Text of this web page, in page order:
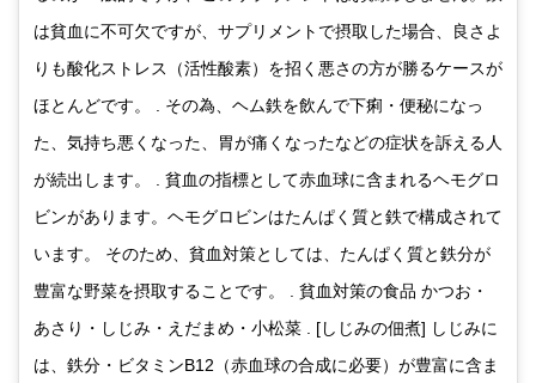
は貧血に不可欠ですが、サプリメントで摂取した場合、良さよ
りも酸化ストレス（活性酸素）を招く悪さの方が勝るケースが
ほとんどです。 . その為、ヘム鉄を飲んで下痢・便秘になっ
た、気持ち悪くなった、胃が痛くなったなどの症状を訴える人
が続出します。 . 貧血の指標として赤血球に含まれるヘモグロ
ビンがあります。ヘモグロビンはたんぱく質と鉄で構成されて
います。 そのため、貧血対策としては、たんぱく質と鉄分が
豊富な野菜を摂取することです。 . 貧血対策の食品 かつお・
あさり・しじみ・えだまめ・小松菜 . [しじみの佃煮] しじみに
は、鉄分・ビタミンB12（赤血球の合成に必要）が豊富に含ま